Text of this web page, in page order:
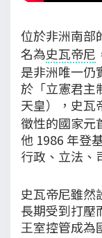
位於非洲南部
名為史瓦帝尼
是非洲唯一仍
於「立憲君主
天皇），史瓦
徵性的國家元
他 1986 年登
行政、立法、
史瓦帝尼雖然
長期受到打壓
王室控管成為